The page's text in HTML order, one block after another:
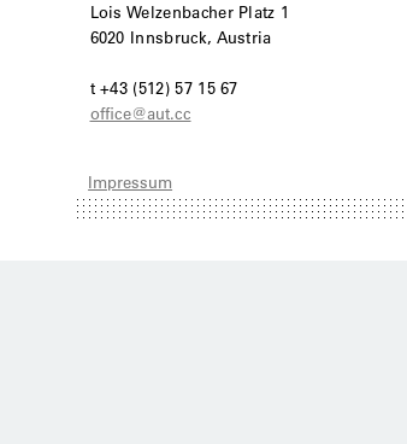
Lois Welzenbacher Platz 1
6020 Innsbruck, Austria
t +43 (512) 57 15 67
office@aut.cc
Impressum